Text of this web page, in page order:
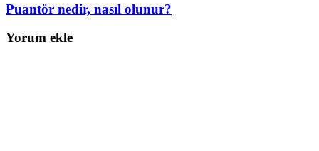
Puantör nedir, nasıl olunur?
Yorum ekle